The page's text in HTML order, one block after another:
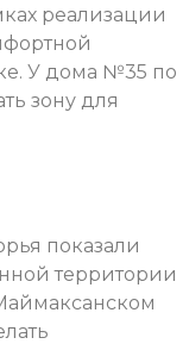
реализации
У дома №35 по
зону для
показали
территории